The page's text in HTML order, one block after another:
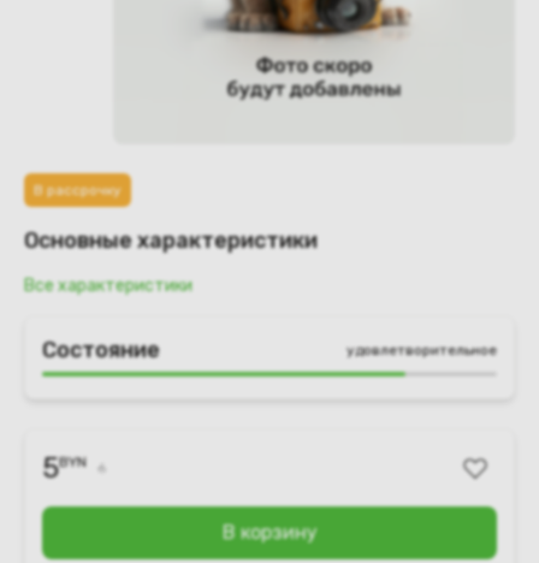
В рассрочку
Основные характеристики
Все характеристики
Состояние удовлетворительное
5BYN 6
В корзину